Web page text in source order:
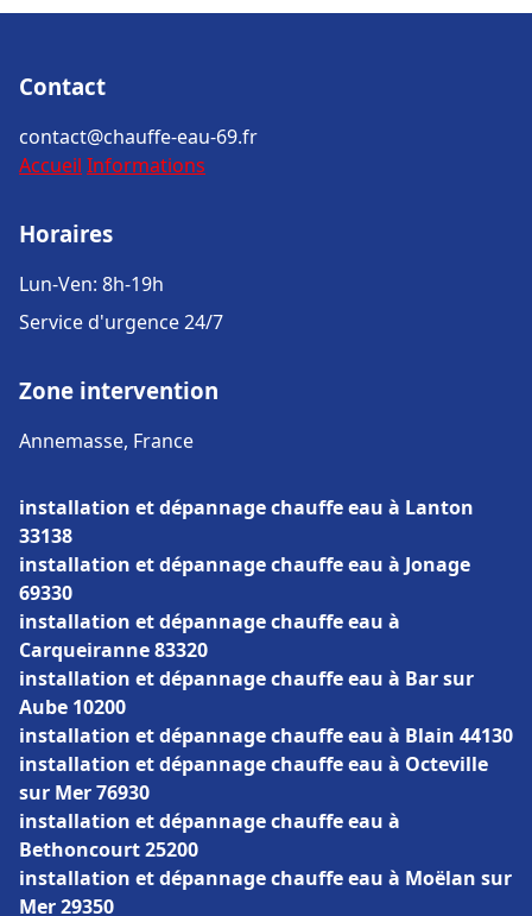
Contact
contact@chauffe-eau-69.fr
Accueil Informations
Horaires
Lun-Ven: 8h-19h
Service d'urgence 24/7
Zone intervention
Annemasse, France
installation et dépannage chauffe eau à Lanton
33138
installation et dépannage chauffe eau à Jonage
69330
installation et dépannage chauffe eau à
Carqueiranne 83320
installation et dépannage chauffe eau à Bar sur
Aube 10200
installation et dépannage chauffe eau à Blain 44130
installation et dépannage chauffe eau à Octeville
sur Mer 76930
installation et dépannage chauffe eau à
Bethoncourt 25200
installation et dépannage chauffe eau à Moëlan sur
Mer 29350